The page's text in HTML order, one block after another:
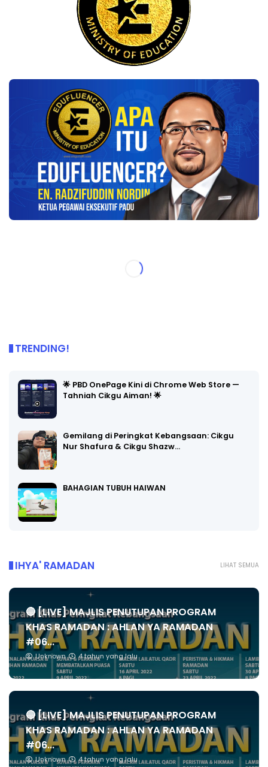
TRENDING!
🌟 PBD OnePage Kini di Chrome Web Store —
Tahniah Cikgu Aiman! 🌟
Gemilang di Peringkat Kebangsaan: Cikgu
Nur Shafura & Cikgu Shazw…
BAHAGIAN TUBUH HAIWAN
LIHAT SEMUA
IHYA' RAMADAN
🔴 [LIVE] MAJLIS PENUTUPAN PROGRAM
KHAS RAMADAN : AHLAN YA RAMADAN
#06...
Unknown 4 tahun yang lalu
🔴 [LIVE] MAJLIS PENUTUPAN PROGRAM
KHAS RAMADAN : AHLAN YA RAMADAN
#06...
Unknown 4 tahun yang lalu